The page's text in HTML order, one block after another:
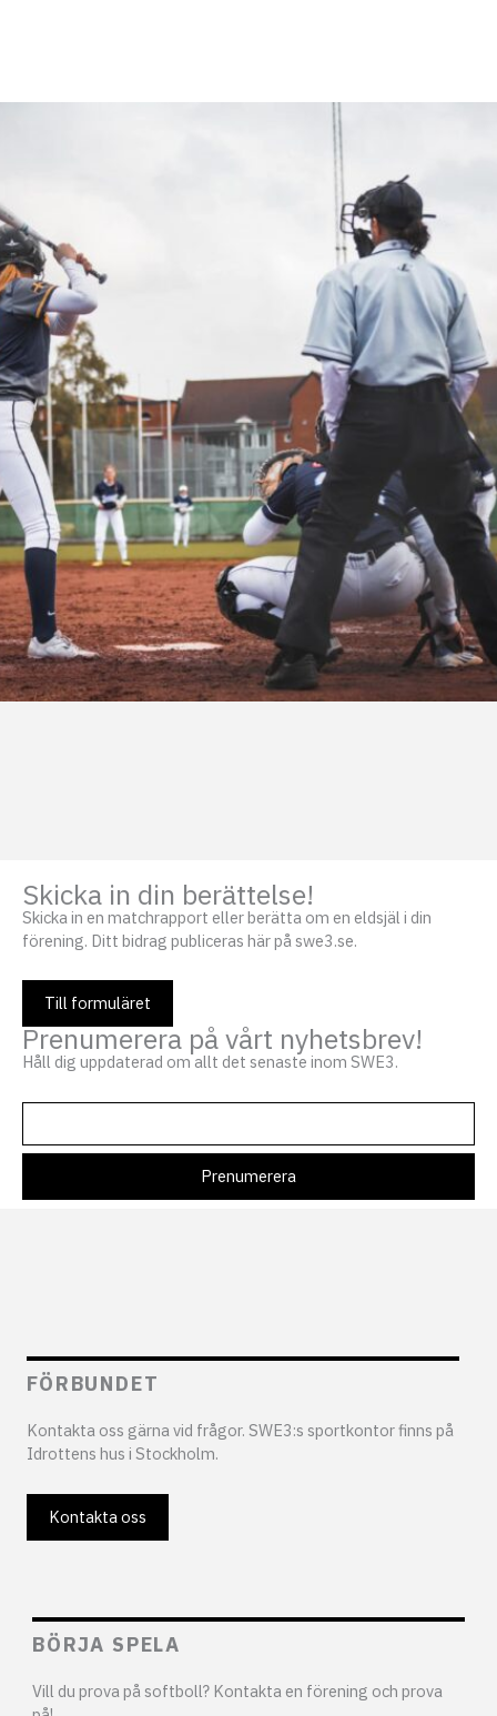
Skicka in din berättelse!
Skicka in en matchrapport eller berätta om en eldsjäl i din
förening. Ditt bidrag publiceras här på swe3.se.
Till formuläret
Prenumerera på vårt nyhetsbrev!
Håll dig uppdaterad om allt det senaste inom SWE3.
FÖRBUNDET
Kontakta oss gärna vid frågor. SWE3:s sportkontor finns på
Idrottens hus i Stockholm.
Kontakta oss
BÖRJA SPELA
Vill du prova på softboll? Kontakta en förening och prova